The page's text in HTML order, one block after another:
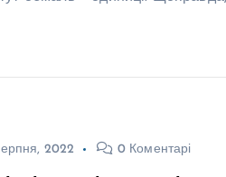
2022 0 Коментарі